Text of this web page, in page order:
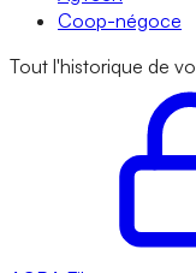
Coop-négoce
Tout l'historique de